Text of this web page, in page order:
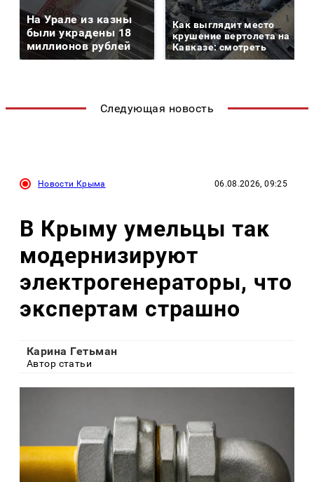
На Урале из казны
были украдены 18
миллионов рублей
Как выглядит место
крушение вертолета на
Кавказе: смотреть
Следующая новость
Новости Крыма 06.08.2026, 09:25
В Крыму умельцы так
модернизируют
электрогенераторы, что
экспертам страшно
Карина Гетьман
Автор статьи